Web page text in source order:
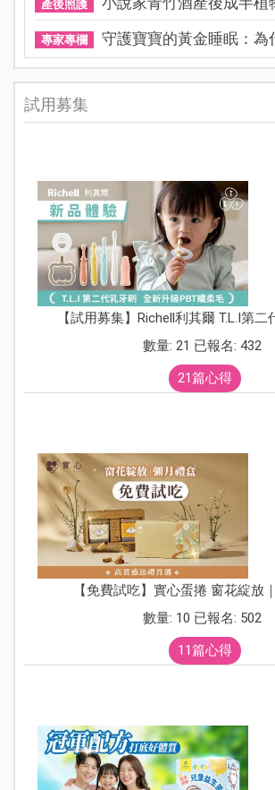
產後照護
專家專欄 守護寶寶的黃金睡眠：為
試用募集
【試用募集】Richell利其爾 T.L.I第二
數量: 21 已報名: 432
21篇心得
【免費試吃】實心蛋捲 窗花綻放
數量: 10 已報名: 502
11篇心得